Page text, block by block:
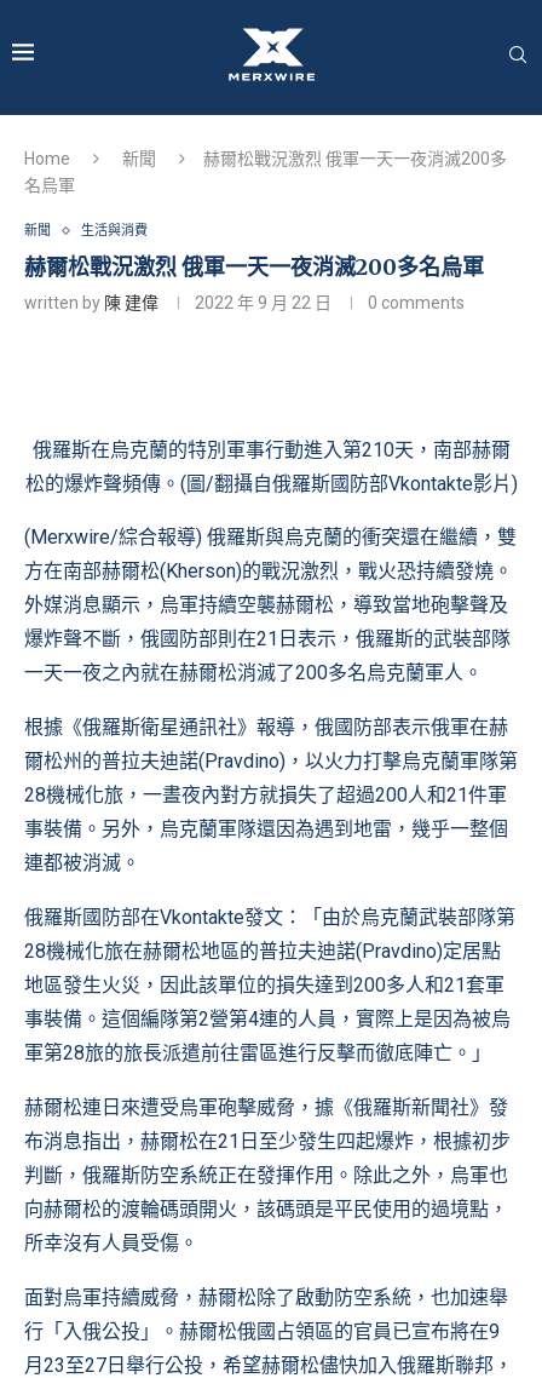
Home 新聞
赫爾松戰況激烈 俄軍一天一夜消滅200多
名烏軍
新聞 生活與消費
赫爾松戰況激烈 俄軍一天一夜消滅200多名烏軍
written by 陳 建偉 2022 年 9 月 22 日 0 comments
俄羅斯在烏克蘭的特別軍事行動進入第210天，南部赫爾
松的爆炸聲頻傳。(圖/翻攝自俄羅斯國防部Vkontakte影片)
(Merxwire/綜合報導) 俄羅斯與烏克蘭的衝突還在繼續，雙
方在南部赫爾松(Kherson)的戰況激烈，戰火恐持續發燒。
外媒消息顯示，烏軍持續空襲赫爾松，導致當地砲擊聲及
爆炸聲不斷，俄國防部則在21日表示，俄羅斯的武裝部隊
一天一夜之內就在赫爾松消滅了200多名烏克蘭軍人。
根據《俄羅斯衛星通訊社》報導，俄國防部表示俄軍在赫
爾松州的普拉夫迪諾(Pravdino)，以火力打擊烏克蘭軍隊第
28機械化旅，一晝夜內對方就損失了超過200人和21件軍
事裝備。另外，烏克蘭軍隊還因為遇到地雷，幾乎一整個
連都被消滅。
俄羅斯國防部在Vkontakte發文：「由於烏克蘭武裝部隊第
28機械化旅在赫爾松地區的普拉夫迪諾(Pravdino)定居點
地區發生火災，因此該單位的損失達到200多人和21套軍
事裝備。這個編隊第2營第4連的人員，實際上是因為被烏
軍第28旅的旅長派遣前往雷區進行反擊而徹底陣亡。」
赫爾松連日來遭受烏軍砲擊威脅，據《俄羅斯新聞社》發
布消息指出，赫爾松在21日至少發生四起爆炸，根據初步
判斷，俄羅斯防空系統正在發揮作用。除此之外，烏軍也
向赫爾松的渡輪碼頭開火，該碼頭是平民使用的過境點，
所幸沒有人員受傷。
面對烏軍持續威脅，赫爾松除了啟動防空系統，也加速舉
行「入俄公投」。赫爾松俄國占領區的官員已宣布將在9
月23至27日舉行公投，希望赫爾松儘快加入俄羅斯聯邦，